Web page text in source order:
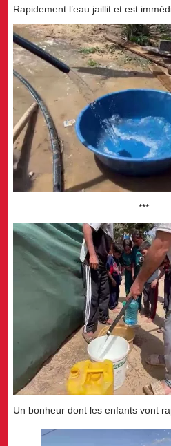
Rapidement l’eau jaillit et est
***
Un bonheur dont les enfants vont